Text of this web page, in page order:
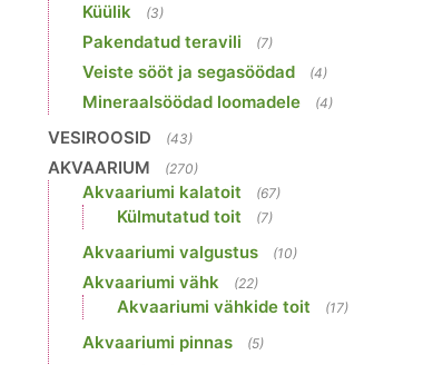
Küülik (3)
Pakendatud teravili (7)
Veiste sööt ja segasöödad (4)
Mineraalsöödad loomadele (4)
VESIROOSID (43)
AKVAARIUM (270)
Akvaariumi kalatoit (67)
Külmutatud toit (7)
Akvaariumi valgustus (10)
Akvaariumi vähk (22)
Akvaariumi vähkide toit (17)
Akvaariumi pinnas (5)